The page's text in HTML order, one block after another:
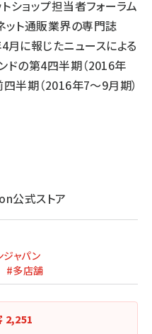
ショップ担当者フォーラム
ト通販業界の専門誌
に報じたニュースによる
ドの第4四半期（2016年
半期（2016年7～9月期）
公式ストア
ャパン
#多店舗
2,251